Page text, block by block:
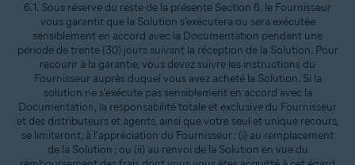
6.1. Sous réserve du reste de la présente Section 6, le Fournisseur
vous garantit que la Solution s'exécutera ou sera exécutée
sensiblement en accord avec la Documentation pendant une
période de trente (30) jours suivant la réception de la Solution. Pour
recourir à la garantie, vous devez suivre les instructions du
Fournisseur auprès duquel vous avez acheté la Solution. Si la
solution ne s'exécute pas sensiblement en accord avec la
Documentation, la responsabilité totale et exclusive du Fournisseur
et des distributeurs et agents, ainsi que votre seul et unique recours,
se limiteront, à l'appréciation du Fournisseur : (i) au remplacement
de la Solution ; ou (ii) au renvoi de la Solution en vue du